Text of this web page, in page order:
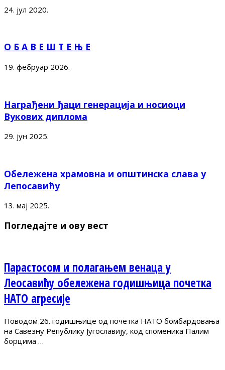
24. јул 2020.
О Б А В Е Ш Т Е Њ Е
19. фебруар 2026.
Награђени ђаци генерација и носиоци
Вукових диплома
29. јун 2025.
Обележена храмовна и општинска слава у
Лепосавићу
13. мај 2025.
Погледајте и ову вест
Парастосом и полагањем венаца у
Леосавићу обележена годишњица почетка
НАТО агресије
Поводом 26. годишњице од почетка НАТО бомбардовања
на Савезну Републику Југославију, код споменика Палим
борцима …